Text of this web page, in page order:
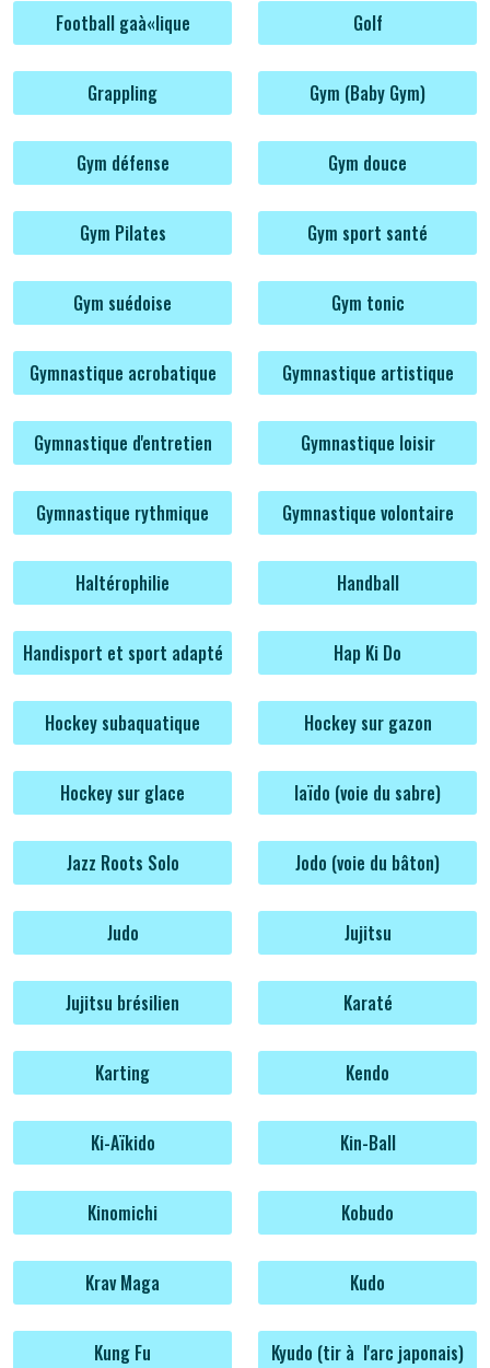
Football gaà«lique Golf
Grappling Gym (Baby Gym)
Gym défense Gym douce
Gym Pilates Gym sport santé
Gym suédoise Gym tonic
Gymnastique acrobatique Gymnastique artistique
Gymnastique d'entretien Gymnastique loisir
Gymnastique rythmique Gymnastique volontaire
Haltérophilie Handball
Handisport et sport adapté Hap Ki Do
Hockey subaquatique Hockey sur gazon
Hockey sur glace Iaïdo (voie du sabre)
Jazz Roots Solo Jodo (voie du bâton)
Judo Jujitsu
Jujitsu brésilien Karaté
Karting Kendo
Ki-Aïkido Kin-Ball
Kinomichi Kobudo
Krav Maga Kudo
Kung Fu Kyudo (tir à l'arc japonais)